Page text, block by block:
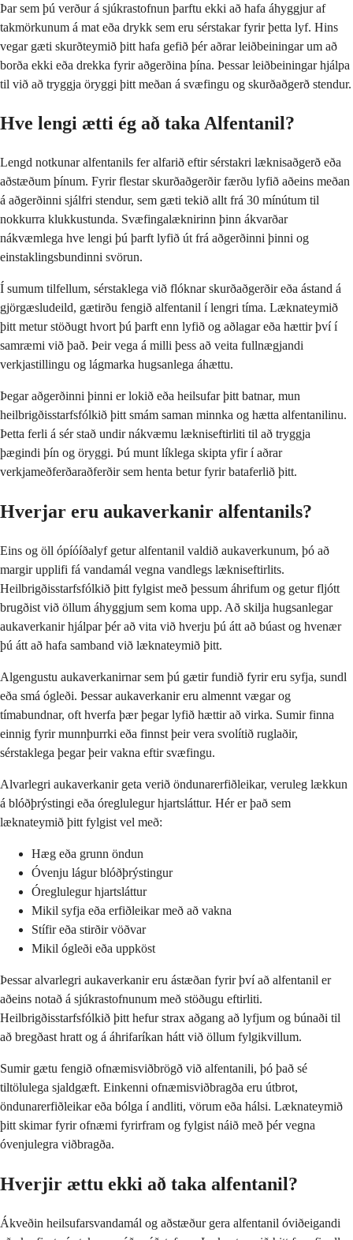
Þar sem þú verður á sjúkrastofnun þarftu ekki að hafa áhyggjur af
takmörkunum á mat eða drykk sem eru sérstakar fyrir þetta lyf. Hins
vegar gæti skurðteymið þitt hafa gefið þér aðrar leiðbeiningar um að
borða ekki eða drekka fyrir aðgerðina þína. Þessar leiðbeiningar hjálpa
til við að tryggja öryggi þitt meðan á svæfingu og skurðaðgerð stendur.
Hve lengi ætti ég að taka Alfentanil?
Lengd notkunar alfentanils fer alfarið eftir sérstakri læknisaðgerð eða
aðstæðum þínum. Fyrir flestar skurðaðgerðir færðu lyfið aðeins meðan
á aðgerðinni sjálfri stendur, sem gæti tekið allt frá 30 mínútum til
nokkurra klukkustunda. Svæfingalæknirinn þinn ákvarðar
nákvæmlega hve lengi þú þarft lyfið út frá aðgerðinni þinni og
einstaklingsbundinni svörun.
Í sumum tilfellum, sérstaklega við flóknar skurðaðgerðir eða ástand á
gjörgæsludeild, gætirðu fengið alfentanil í lengri tíma. Læknateymið
þitt metur stöðugt hvort þú þarft enn lyfið og aðlagar eða hættir því í
samræmi við það. Þeir vega á milli þess að veita fullnægjandi
verkjastillingu og lágmarka hugsanlega áhættu.
Þegar aðgerðinni þinni er lokið eða heilsufar þitt batnar, mun
heilbrigðisstarfsfólkið þitt smám saman minnka og hætta alfentanilinu.
Þetta ferli á sér stað undir nákvæmu lækniseftirliti til að tryggja
þægindi þín og öryggi. Þú munt líklega skipta yfir í aðrar
verkjameðferðaraðferðir sem henta betur fyrir bataferlið þitt.
Hverjar eru aukaverkanir alfentanils?
Eins og öll ópíóíðalyf getur alfentanil valdið aukaverkunum, þó að
margir upplifi fá vandamál vegna vandlegs lækniseftirlits.
Heilbrigðisstarfsfólkið þitt fylgist með þessum áhrifum og getur fljótt
brugðist við öllum áhyggjum sem koma upp. Að skilja hugsanlegar
aukaverkanir hjálpar þér að vita við hverju þú átt að búast og hvenær
þú átt að hafa samband við læknateymið þitt.
Algengustu aukaverkanirnar sem þú gætir fundið fyrir eru syfja, sundl
eða smá ógleði. Þessar aukaverkanir eru almennt vægar og
tímabundnar, oft hverfa þær þegar lyfið hættir að virka. Sumir finna
einnig fyrir munnþurrki eða finnst þeir vera svolítið ruglaðir,
sérstaklega þegar þeir vakna eftir svæfingu.
Alvarlegri aukaverkanir geta verið öndunarerfiðleikar, veruleg lækkun
á blóðþrýstingi eða óreglulegur hjartsláttur. Hér er það sem
læknateymið þitt fylgist vel með:
Hæg eða grunn öndun
Óvenju lágur blóðþrýstingur
Óreglulegur hjartsláttur
Mikil syfja eða erfiðleikar með að vakna
Stífir eða stirðir vöðvar
Mikil ógleði eða uppköst
Þessar alvarlegri aukaverkanir eru ástæðan fyrir því að alfentanil er
aðeins notað á sjúkrastofnunum með stöðugu eftirliti.
Heilbrigðisstarfsfólkið þitt hefur strax aðgang að lyfjum og búnaði til
að bregðast hratt og á áhrifaríkan hátt við öllum fylgikvillum.
Sumir gætu fengið ofnæmisviðbrögð við alfentanili, þó það sé
tiltölulega sjaldgæft. Einkenni ofnæmisviðbragða eru útbrot,
öndunarerfiðleikar eða bólga í andliti, vörum eða hálsi. Læknateymið
þitt skimar fyrir ofnæmi fyrirfram og fylgist náið með þér vegna
óvenjulegra viðbragða.
Hverjir ættu ekki að taka alfentanil?
Ákveðin heilsufarsvandamál og aðstæður gera alfentanil óviðeigandi